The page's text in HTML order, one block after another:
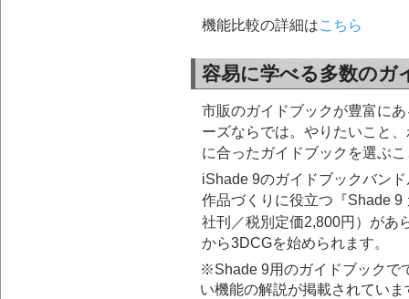
機能比較の詳細はこちら
容易に学べる多数のガ
市販のガイドブックが豊富に
ーズならでは。やりたいこと
に合ったガイドブックを選ぶ
iShade 9のガイドブックバン
作品づくりに役立つ『Shade 9
社刊／税別定価2,800円）があ
から3DCGを始められます。
※Shade 9用のガイドブックで
い機能の解説が掲載されていま